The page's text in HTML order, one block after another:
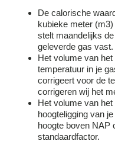
De calorische
kubieke meter
stelt maandelijks
geleverde gas vast.
Het volume van
temperatuur in je
corrigeert voor de
corrigeren wij het
Het volume van
hoogteligging van
hoogte boven NAP
standaardfactor.